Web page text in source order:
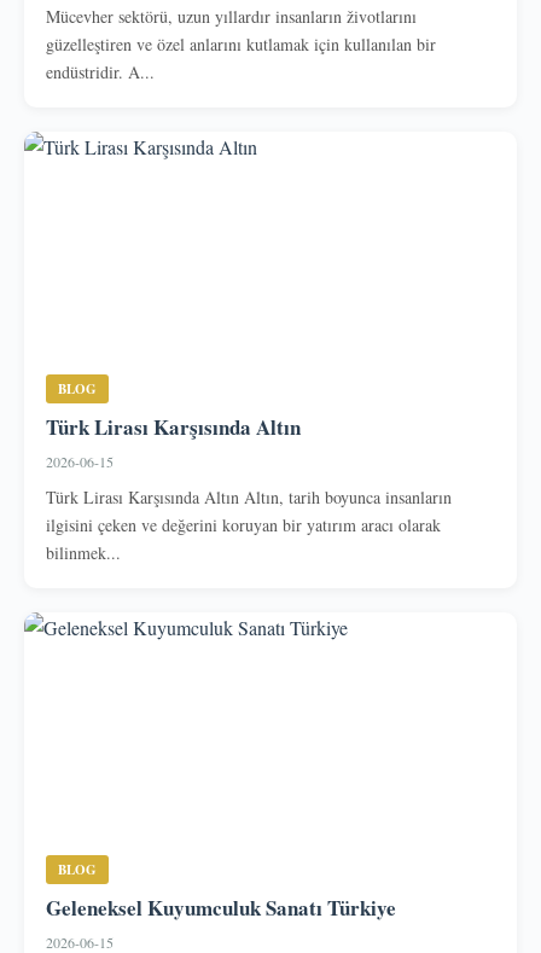
Mücevher sektörü, uzun yıllardır insanların životlarını
güzelleştiren ve özel anlarını kutlamak için kullanılan bir
endüstridir. A...
BLOG
Türk Lirası Karşısında Altın
2026-06-15
Türk Lirası Karşısında Altın Altın, tarih boyunca insanların
ilgisini çeken ve değerini koruyan bir yatırım aracı olarak
bilinmek...
BLOG
Geleneksel Kuyumculuk Sanatı Türkiye
2026-06-15